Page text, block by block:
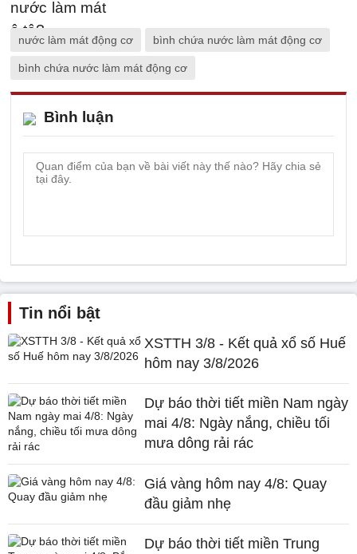
nước làm mát động cơ bình chứa nước làm mát động cơ
bình chứa nước làm mát động cơ
Bình luận
Tin nổi bật
XSTTH 3/8 - Kết quả xổ số Huế
hôm nay 3/8/2026
Dự báo thời tiết miền Nam ngày
mai 4/8: Ngày nắng, chiều tối
mưa dông rải rác
Giá vàng hôm nay 4/8: Quay
đầu giảm nhẹ
Dự báo thời tiết miền Trung